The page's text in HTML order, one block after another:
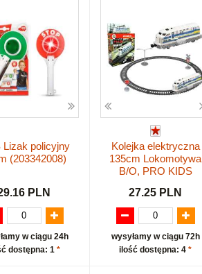
Lizak policyjny
(203342008)
PLN
w ciągu 24h
dostępna: 1 *
Kolejka elektryczna
135cm Lokomotywa
B/O, PRO KIDS
27.25 PLN
wysyłamy w ciągu 72h
ilość dostępna: 4 *